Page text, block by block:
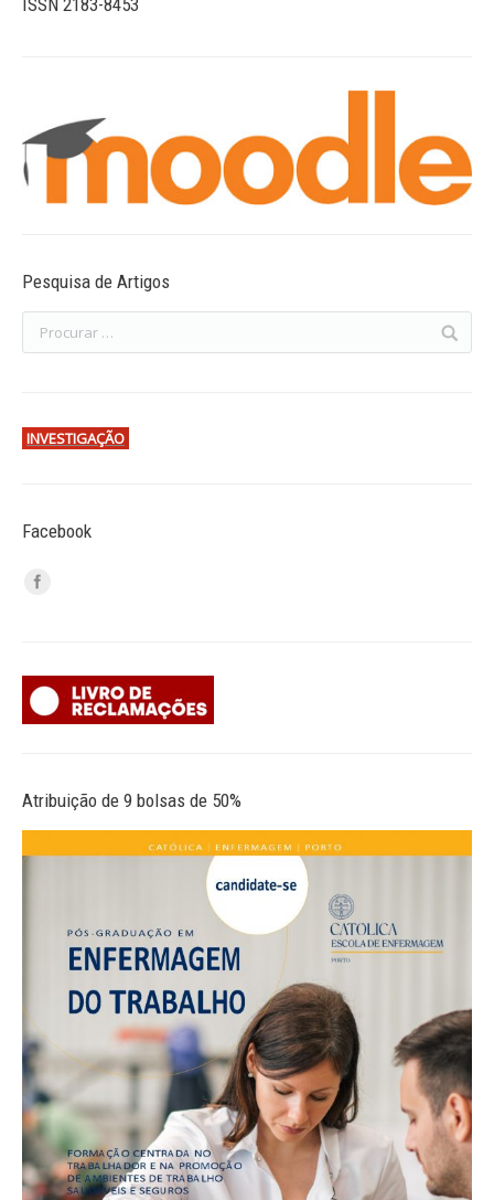
Pesquisa de Artigos
INVESTIGAÇÃO
Facebook
Atribuição de 9 bolsas de 50%